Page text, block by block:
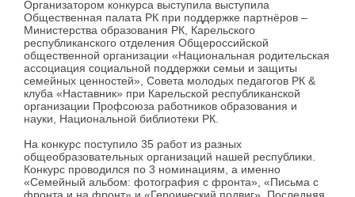
Организатором конкурса выступила выступила
Общественная палата РК при поддержке партнёров –
Министерства образования РК, Карельского
республиканского отделения Общероссийской
общественной организации «Национальная родительская
ассоциация социальной поддержки семьи и защиты
семейных ценностей», Совета молодых педагогов РК &
клуба «Наставник» при Карельской республиканской
организации Профсоюза работников образования и
науки, Национальной библиотеки РК.
На конкурс поступило 35 работ из разных
общеобразовательных организаций нашей республики.
Конкурс проводился по 3 номинациям, а именно
«Семейный альбом: фотография с фронта», «Письма с